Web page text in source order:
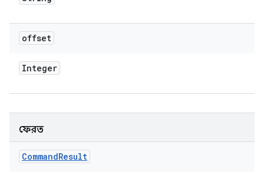
offset
Integer
ফেরত
CommandResult